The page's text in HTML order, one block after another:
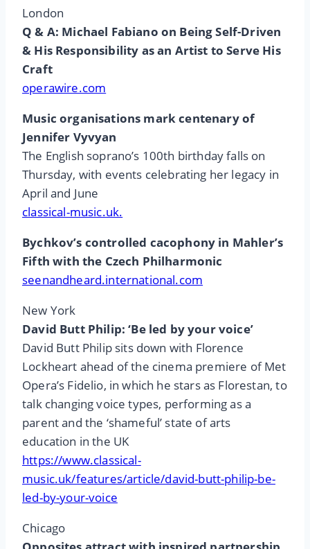
London
Q & A: Michael Fabiano on Being Self-Driven
& His Responsibility as an Artist to Serve His
Craft
operawire.com
Music organisations mark centenary of
Jennifer Vyvyan
The English soprano’s 100th birthday falls on
Thursday, with events celebrating her legacy in
April and June
classical-music.uk.
Bychkov’s controlled cacophony in Mahler’s
Fifth with the Czech Philharmonic
seenandheard.international.com
New York
David Butt Philip: ‘Be led by your voice’
David Butt Philip sits down with Florence
Lockheart ahead of the cinema premiere of Met
Opera’s Fidelio, in which he stars as Florestan, to
talk changing voice types, performing as a
parent and the ‘shameful’ state of arts
education in the UK
https://www.classical-
music.uk/features/article/david-butt-philip-be-
led-by-your-voice
Chicago